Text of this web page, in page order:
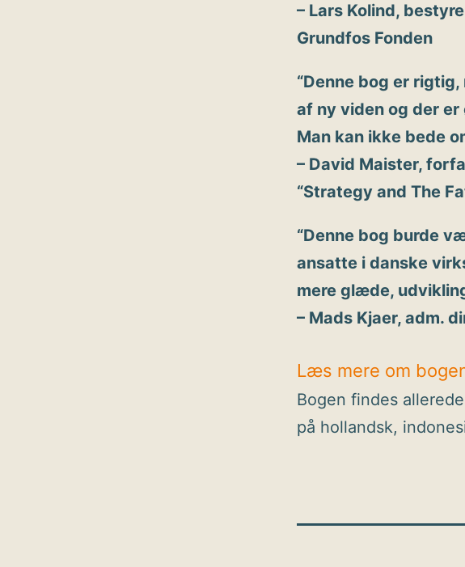
– Lars Kolind,
Grundfos Fonden
“Denne bog er
af ny viden og der
Man kan ikke bede
– David Maister,
“Strategy and The
“Denne bog burde
ansatte i danske
mere glæde,
– Mads Kjaer, adm.
Læs mere om
Bogen findes
på hollandsk,